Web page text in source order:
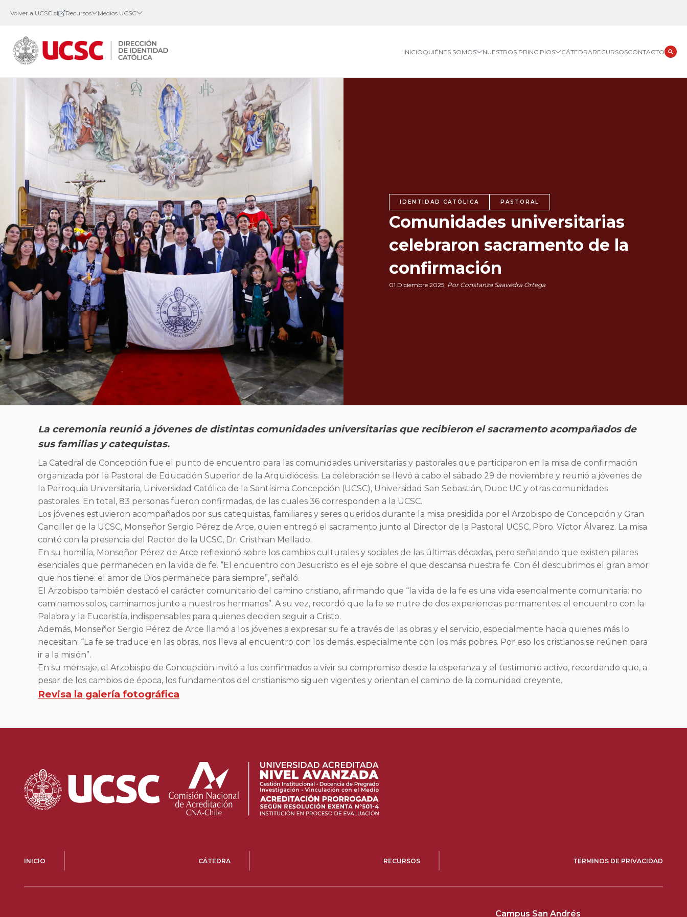
Volver a UCSC.cl Recursos Medios UCSC
INICIOQUIÉNES SOMOS NUESTROS PRINCIPIOS CÁTEDRARECURSOSCONTACTO
IDENTIDAD CATÓLICA PASTORAL
Comunidades universitarias
celebraron sacramento de la
confirmación
01 Diciembre 2025, Por Constanza Saavedra Ortega
La ceremonia reunió a jóvenes de distintas comunidades universitarias que recibieron el sacramento acompañados de
sus familias y catequistas.
La Catedral de Concepción fue el punto de encuentro para las comunidades universitarias y pastorales que participaron en la misa de confirmación
organizada por la Pastoral de Educación Superior de la Arquidiócesis. La celebración se llevó a cabo el sábado 29 de noviembre y reunió a jóvenes de
la Parroquia Universitaria, Universidad Católica de la Santísima Concepción (UCSC), Universidad San Sebastián, Duoc UC y otras comunidades
pastorales. En total, 83 personas fueron confirmadas, de las cuales 36 corresponden a la UCSC.
Los jóvenes estuvieron acompañados por sus catequistas, familiares y seres queridos durante la misa presidida por el Arzobispo de Concepción y Gran
Canciller de la UCSC, Monseñor Sergio Pérez de Arce, quien entregó el sacramento junto al Director de la Pastoral UCSC, Pbro. Víctor Álvarez. La misa
contó con la presencia del Rector de la UCSC, Dr. Cristhian Mellado.
En su homilía, Monseñor Pérez de Arce reflexionó sobre los cambios culturales y sociales de las últimas décadas, pero señalando que existen pilares
esenciales que permanecen en la vida de fe. “El encuentro con Jesucristo es el eje sobre el que descansa nuestra fe. Con él descubrimos el gran amor
que nos tiene: el amor de Dios permanece para siempre”, señaló.
El Arzobispo también destacó el carácter comunitario del camino cristiano, afirmando que “la vida de la fe es una vida esencialmente comunitaria: no
caminamos solos, caminamos junto a nuestros hermanos”. A su vez, recordó que la fe se nutre de dos experiencias permanentes: el encuentro con la
Palabra y la Eucaristía, indispensables para quienes deciden seguir a Cristo.
Además, Monseñor Sergio Pérez de Arce llamó a los jóvenes a expresar su fe a través de las obras y el servicio, especialmente hacia quienes más lo
necesitan: “La fe se traduce en las obras, nos lleva al encuentro con los demás, especialmente con los más pobres. Por eso los cristianos se reúnen para
ir a la misión”.
En su mensaje, el Arzobispo de Concepción invitó a los confirmados a vivir su compromiso desde la esperanza y el testimonio activo, recordando que, a
pesar de los cambios de época, los fundamentos del cristianismo siguen vigentes y orientan el camino de la comunidad creyente.
Revisa la galería fotográfica
INICIO CÁTEDRA RECURSOS TÉRMINOS DE PRIVACIDAD
Campus San Andrés